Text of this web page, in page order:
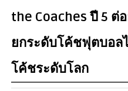
the Coaches ปี 5 ต่
ยกระดับโค้ชฟุตบอล
โค้ชระดับโลก